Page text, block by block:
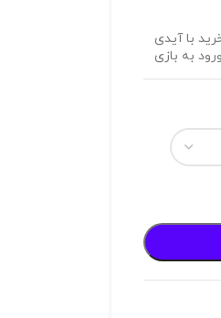
با آیدی
به بازی